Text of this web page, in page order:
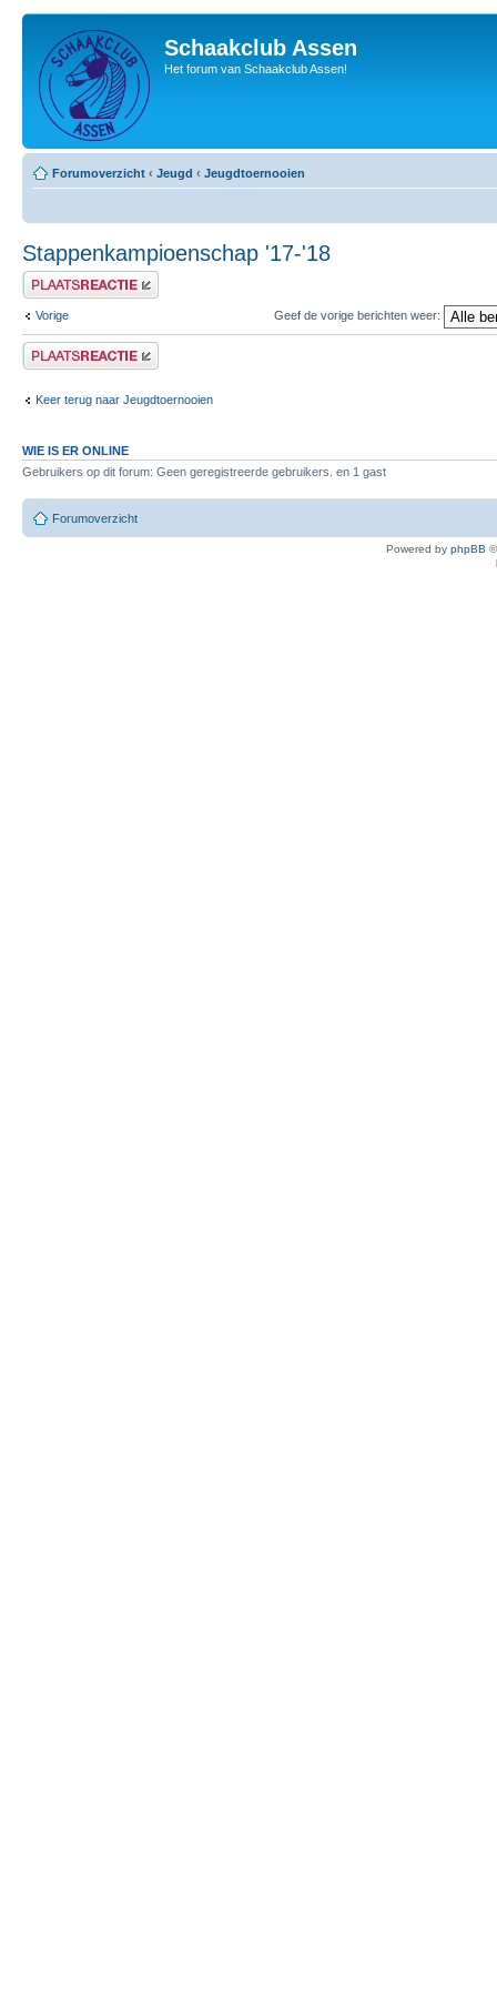
Schaakclub Assen
Het forum van Schaakclub Assen!
Forumoverzicht ‹ Jeugd ‹ Jeugdtoernooien
Stappenkampioenschap '17-'18
Plaats een reactie
Vorige Geef de vorige berichten weer:
Plaats een reactie
Keer terug naar Jeugdtoernooien
WIE IS ER ONLINE
Gebruikers op dit forum: Geen geregistreerde gebruikers. en 1 gast
Forumoverzicht
Powered by phpBB